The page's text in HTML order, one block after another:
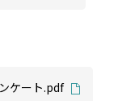
ケート.pdf